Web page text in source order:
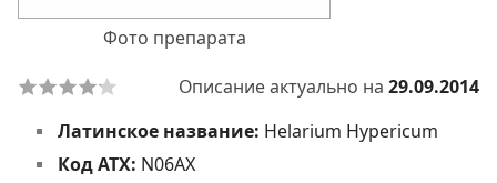
Фото препарата
Описание актуально на 29.09.2014
Латинское название: Helarium Hypericum
Код АТХ: N06AX